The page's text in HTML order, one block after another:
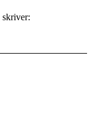
skriver: